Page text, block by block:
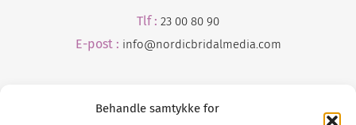
Behandle samtykke for
Tlf : 23 00 80 90
E-post : info@nordicbridalmedia.com